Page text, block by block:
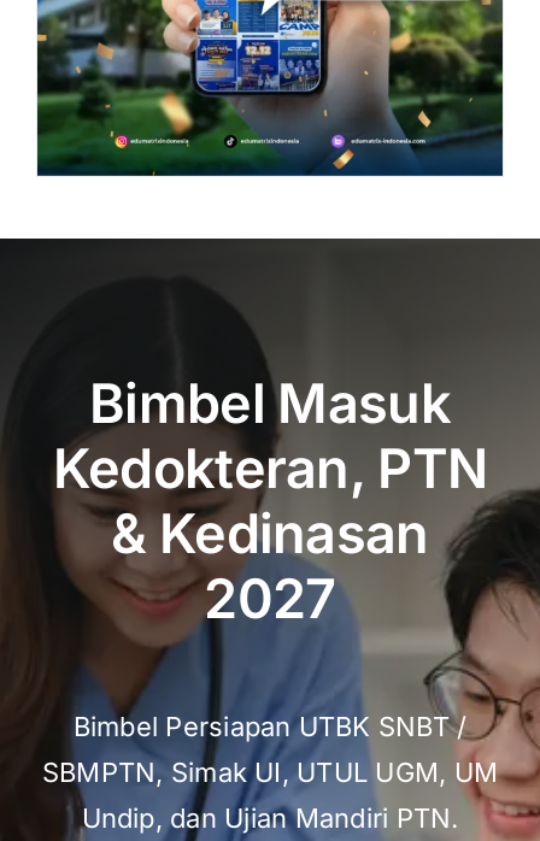
Bimbel Masuk
Kedokteran, PTN
& Kedinasan
2027
Bimbel Persiapan UTBK SNBT /
SBMPTN, Simak UI, UTUL UGM, UM
Undip, dan Ujian Mandiri PTN.